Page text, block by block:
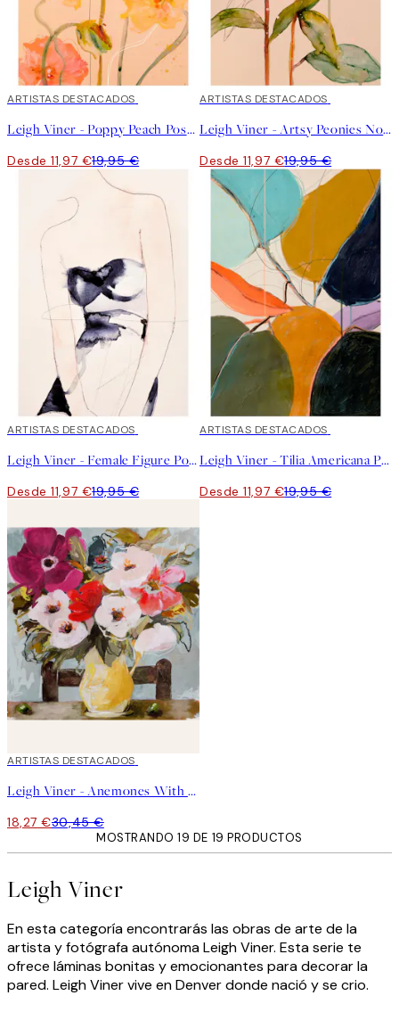
40%*
ARTISTAS DESTACADOS
Leigh Viner - Poppy Peach Poster
Desde 11,97 €19,95 €
40%*
ARTISTAS DESTACADOS
Leigh Viner - Artsy Peonies No2 Poster
Desde 11,97 €19,95 €
40%*
ARTISTAS DESTACADOS
Leigh Viner - Female Figure Poster
Desde 11,97 €19,95 €
40%*
ARTISTAS DESTACADOS
Leigh Viner - Tilia Americana Poster
Desde 11,97 €19,95 €
40%*
ARTISTAS DESTACADOS
Leigh Viner - Anemones With Olives Poster
18,27 €30,45 €
MOSTRANDO 19 DE 19 PRODUCTOS
Leigh Viner
En esta categoría encontrarás las obras de arte de la
artista y fotógrafa autónoma Leigh Viner. Esta serie te
ofrece láminas bonitas y emocionantes para decorar la
pared. Leigh Viner vive en Denver donde nació y se crio.